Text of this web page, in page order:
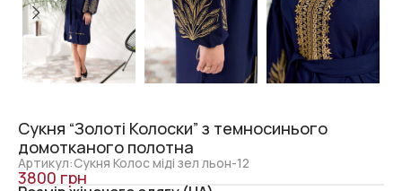
Сукня “Золоті Колоски” з темносинього
домотканого полотна
Артикул:Сукня Колос міді зел льон-12
3800грн